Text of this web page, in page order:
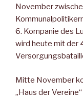
November
6. Kompanie des
wird heute mit der
Mitte November
„Haus der